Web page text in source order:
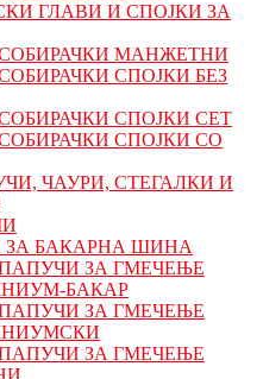
ГЛАВИ И СПОЈКИ ЗА
МАНЖЕТНИ
СПОЈКИ БЕЗ
СПОЈКИ СЕТ
СПОЈКИ СО
ЧАУРИ, СТЕГАЛКИ И
ЗА БАКАРНА ШИНА
ЗА ГМЕЧЕЊЕ
БАКАР
ЗА ГМЕЧЕЊЕ
ЗА ГМЕЧЕЊЕ